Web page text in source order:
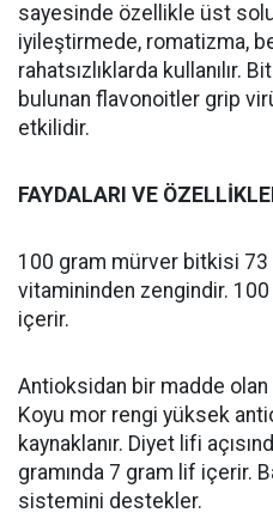
sayesinde özellikle üst
iyileştirmede, romatizma,
rahatsızlıklarda kullanılır.
bulunan flavonoitler grip
etkilidir.
FAYDALARI VE
100 gram mürver bitkisi 73
vitamininden zengindir.
içerir.
Antioksidan bir madde
Koyu mor rengi yüksek
kaynaklanır. Diyet lifi
gramında 7 gram lif içerir.
sistemini destekler.